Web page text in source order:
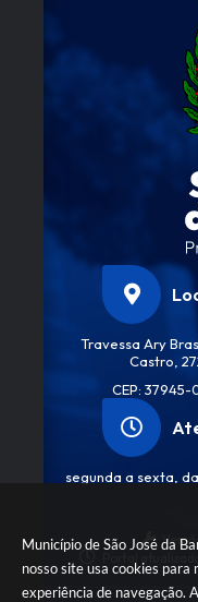
Município de São José da
nosso site usa cookies para
experiência de navegação.
Travessa Ary
Castro,
CEP:
segunda a sexta,